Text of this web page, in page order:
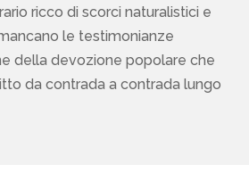
ricco di scorci naturalistici e
le testimonianze
della devozione popolare che
da contrada a contrada lungo